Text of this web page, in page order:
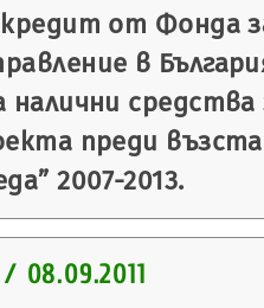
кредит от Фонда
в
налични
преди
2007-2013.
/ 08.09.2011